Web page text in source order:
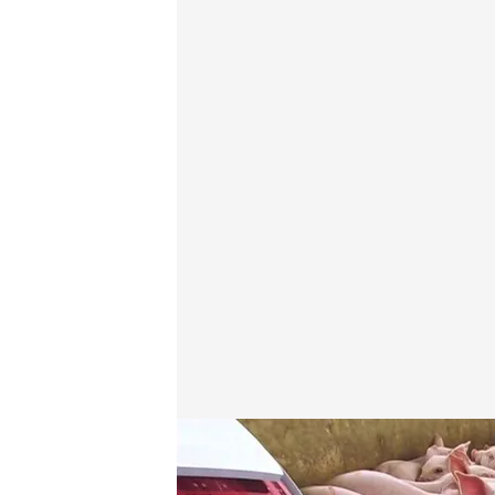
Las noticias, de la mano de Diego Losada y Mónica